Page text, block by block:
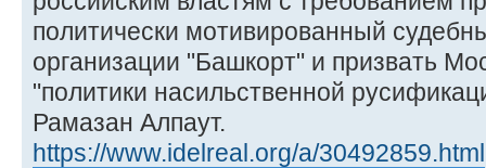
политически мотивированный
организации "Башкорт" и призвать
"политики насильственной
Рамазан Алпаут.
https://www.idelreal.org/a/30492859.html